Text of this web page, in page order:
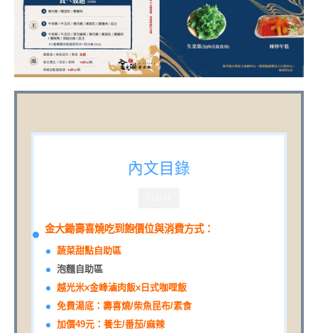
內文目錄
金大鋤壽喜燒吃到飽價位與消費方式：
蔬菜甜點自助區
泡麵自助區
越光米x金峰滷肉飯x日式咖哩飯
免費湯底：壽喜燒/柴魚昆布/素食
加價49元：養生/番茄/麻辣